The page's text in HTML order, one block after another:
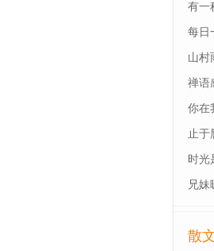
有一
每日
山村
禅语
你在
止于
时光
兄妹
散